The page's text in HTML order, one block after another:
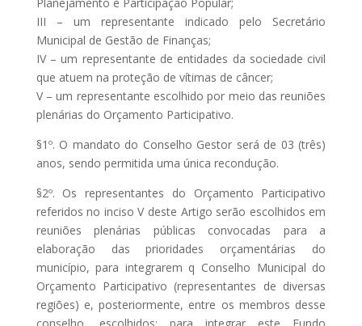
III – um representante indicado pelo Secretário
Municipal de Gestão de Finanças;
IV – um representante de entidades da sociedade civil
que atuem na proteção de vítimas de câncer;
V – um representante escolhido por meio das reuniões
plenárias do Orçamento Participativo.
§1º. O mandato do Conselho Gestor será de 03 (três)
anos, sendo permitida uma única recondução.
§2º. Os representantes do Orçamento Participativo
referidos no inciso V deste Artigo serão escolhidos em
reuniões plenárias públicas convocadas para a
elaboração das prioridades orçamentárias do
município, para integrarem q Conselho Municipal do
Orçamento Participativo (representantes de diversas
regiões) e, posteriormente, entre os membros desse